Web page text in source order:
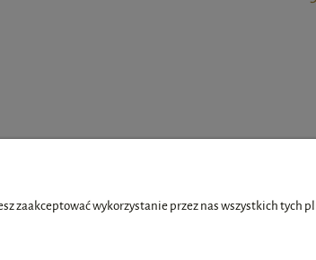
zaakceptować wykorzystanie przez nas wszystkich tych